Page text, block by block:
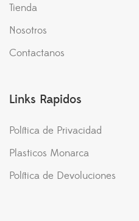
Tienda
Nosotros
Contactanos
Links Rapidos
Política de Privacidad
Plasticos Monarca
Política de Devoluciones